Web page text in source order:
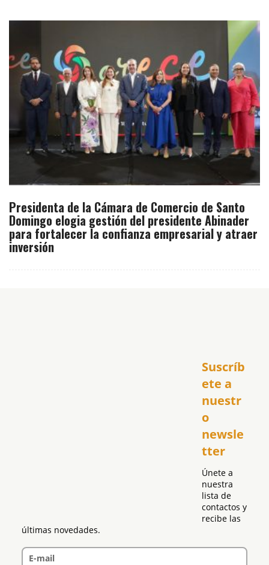
Presidenta de la Cámara de Comercio de Santo
Domingo elogia gestión del presidente Abinader
para fortalecer la confianza empresarial y atraer
inversión
Suscríb
ete a
nuestr
o
newsle
tter
Únete a
nuestra
lista de
contactos y
recibe las
últimas novedades.
E-mail